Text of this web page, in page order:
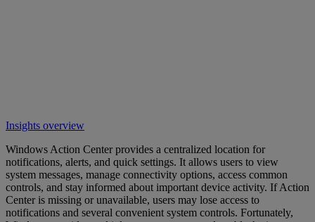
Insights overview
Windows Action Center provides a centralized location for
notifications, alerts, and quick settings. It allows users to view
system messages, manage connectivity options, access common
controls, and stay informed about important device activity. If Action
Center is missing or unavailable, users may lose access to
notifications and several convenient system controls. Fortunately,